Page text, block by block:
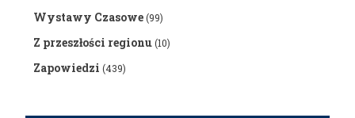
Wystawy Czasowe(99)
Z przeszłości regionu(10)
Zapowiedzi (439)